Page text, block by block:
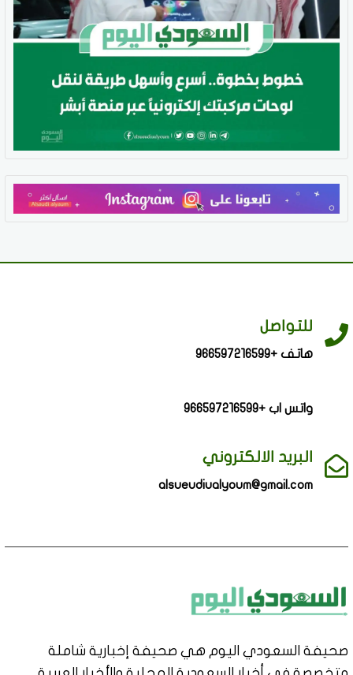
للتواصل
هاتف +966597216599
واتس اب +966597216599
البريد الالكتروني
alsueudiualyoum@gmail.com
صحيفة السعودي اليوم هي صحيفة إخبارية شاملة